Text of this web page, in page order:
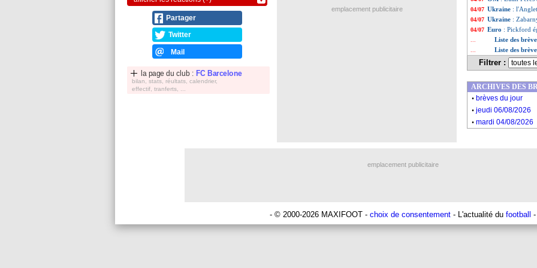
Partager
Twitter
Mail
la page du club : FC Barcelone
bilan, stats, réultats, calendrier,
effectif, tranferts, ...
04/07 Ukraine :
04/07 Ukraine :
04/07 Euro : Pickford
Liste des
Liste des
Filtrer :
emplacement publicitaire
ARCHIVES DES
. brèves du jour
. jeudi 06/08/2026
. mardi 04/08/2026
emplacement publicitaire
- © 2000-2026 MAXIFOOT - choix de consentement - L'actualité du football -